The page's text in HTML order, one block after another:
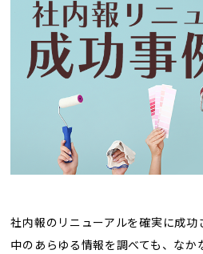
支援実績
トレンド用
社長ブログ
社内報のリニューアルを確実に成
中のあらゆる情報を調べても、なか